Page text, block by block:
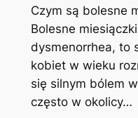
Czym są bolesne
Bolesne
dysmenorrhea, to
kobiet w wieku
się silnym bólem
często w okolicy…